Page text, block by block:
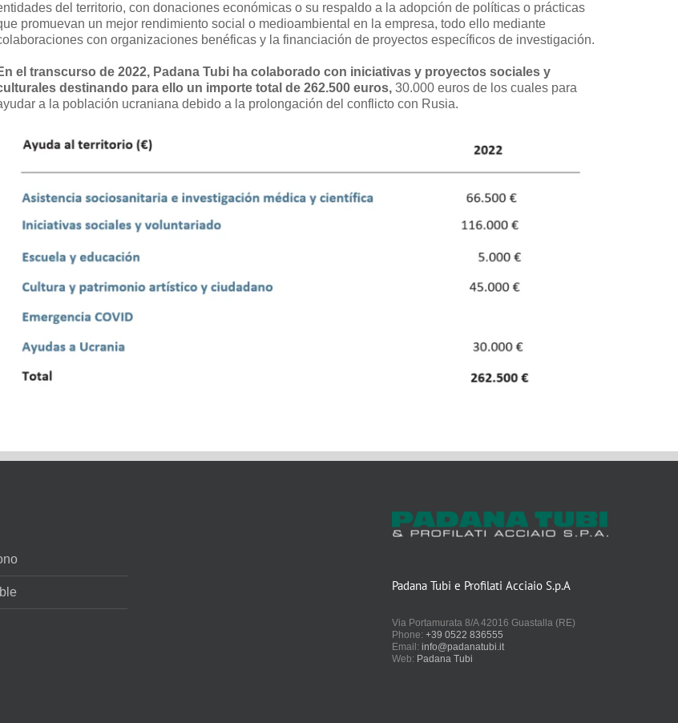
del territorio, con donaciones económicas o su respaldo a la adopción de políticas o prácticas
promuevan un mejor rendimiento social o medioambiental en la empresa, todo ello mediante
con organizaciones benéficas y la financiación de proyectos específicos de investigación.
el transcurso de 2022, Padana Tubi ha colaborado con iniciativas y proyectos sociales y
destinando para ello un importe total de 262.500 euros, 30.000 euros de los cuales para
a la población ucraniana debido a la prolongación del conflicto con Rusia.
Padana Tubi e Profilati Acciaio S.p.A
Via Portamurata 8/A 42016 Guastalla (RE)
Phone: +39 0522 836555
Email: info@padanatubi.it
Web: Padana Tubi